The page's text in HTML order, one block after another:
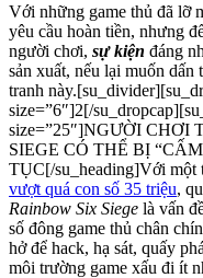
Với những game thủ đã lỡ
yêu cầu hoàn tiền, nhưng
người chơi, sự kiện đáng
sản xuất, nếu lại muốn dấn
tranh
size=”6″]2[/
size=”25″]NGƯỜI CHƠI
SIEGE CÓ THỂ BỊ
TỤC[/su_heading]Với một
vượt quá con số 35 triệu,
Rainbow Six Siege là vấn
số đông game thủ chân
hở để hack, hạ sát, quấy
môi trường game xấu đi ít